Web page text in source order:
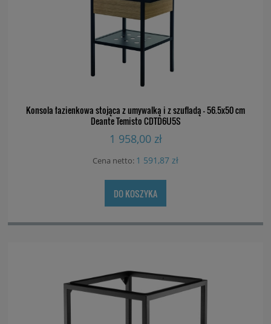
Konsola łazienkowa stojąca z umywalką i z szufladą - 56.5x50 cm
Deante Temisto CDTD6U5S
1 958,00 zł
Cena netto: 1 591,87 zł
DO KOSZYKA